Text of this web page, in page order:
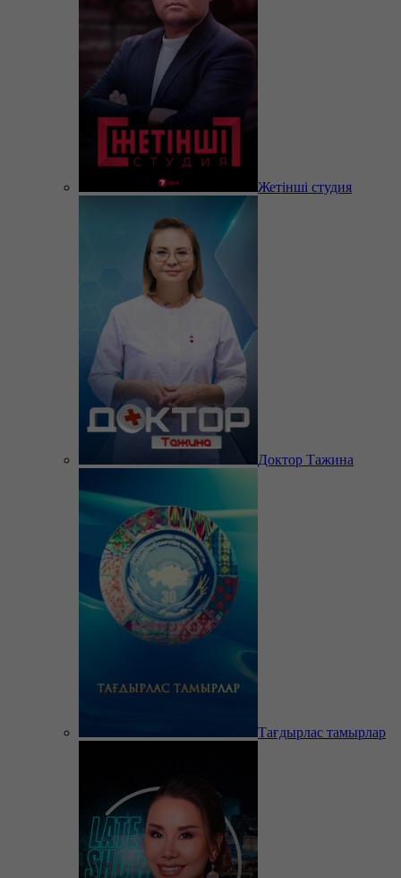
Жетінші студия
Доктор Тажина
Тағдырлас тамырлар